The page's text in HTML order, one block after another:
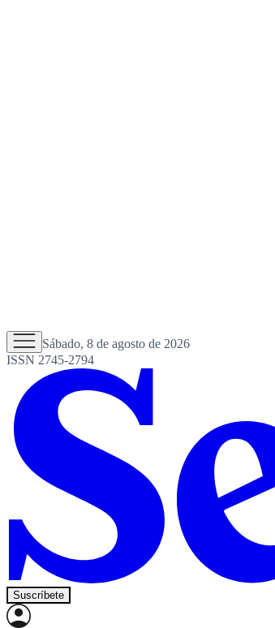
Sábado, 8 de agosto de 2026
ISSN 2745-2794
Suscríbete